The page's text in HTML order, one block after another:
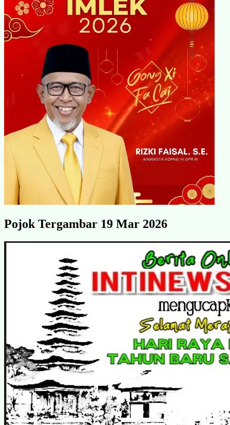
Pojok Tergambar 19 Mar 2026